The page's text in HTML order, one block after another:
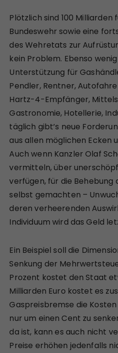
Plötzlich sind 100 Milliarden
Bundeswehr sowie eine
des Wehretats zur
kein Problem. Ebenso
Unterstützung für
Pendler, Rentner,
Hartz-4-Empfänger,
Gastronomie, Hotellerie,
täglich gibt’s neue
aus allen möglichen Ecken
Auch wenn Kanzler Olaf
vermitteln, über
verfügen, für die Behebung
selbst gemachten –
deren verheerenden
Individuum wird das Geld
Ein Beispiel soll die
Senkung der
Prozent kostet den Staat
Milliarden Euro kostet es
Gaspreisbremse die
nur um einen Cent zu
da ist, kann es auch nicht
Preise erhöhen jedenfalls